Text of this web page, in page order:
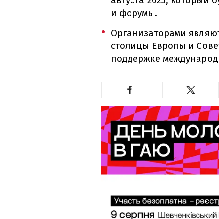
и форумы.
Организаторами
столицы Европы и
поддержке